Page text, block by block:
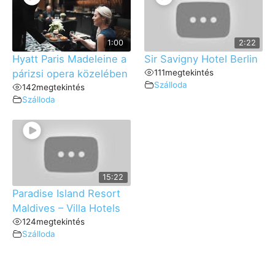
1:00
Hyatt Paris Madeleine a
párizsi opera közelében
142megtekintés
Szálloda
2:22
Sir Savigny Hotel Berlin
111megtekintés
Szálloda
15:22
Paradise Island Resort
Maldives – Villa Hotels
124megtekintés
Szálloda